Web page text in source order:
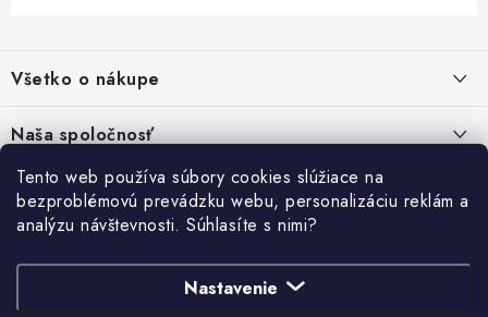
Tento web používa súbory cookies slúžiace na
bezproblémovú prevádzku webu, personalizáciu reklám a
analýzu návštevnosti. Súhlasíte s nimi?
Nastavenie
p
ä
t
Všetko o nákupe
Kontakty
Obchodné podmienky
Podmienky ochrany osobných údajov
Naša spoločnosť
SHOWROOM - poradňa pre vaše projekty
PREDAJŇA - Raková
Stabilná spoločnosť od roku 2009
Prihlásenie
E-mail
HĽADAŤ